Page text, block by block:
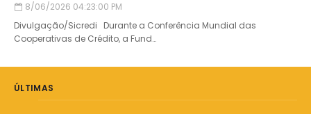
8/06/2026 04:23:00 PM
Divulgação/Sicredi Durante a Conferência Mundial das
Cooperativas de Crédito, a Fund…
ÚLTIMAS